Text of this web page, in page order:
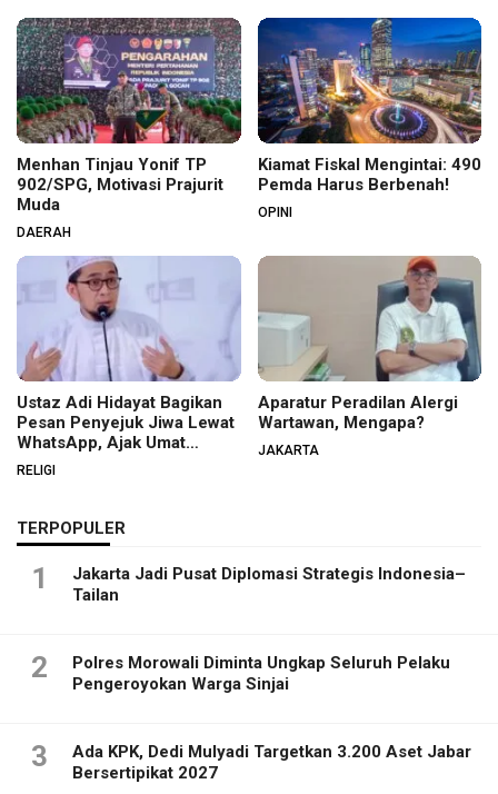
Menhan Tinjau Yonif TP
902/SPG, Motivasi Prajurit
Muda
DAERAH
Kiamat Fiskal Mengintai: 490
Pemda Harus Berbenah!
OPINI
Ustaz Adi Hidayat Bagikan
Pesan Penyejuk Jiwa Lewat
WhatsApp, Ajak Umat
Menata Hati dan Iman
RELIGI
Aparatur Peradilan Alergi
Wartawan, Mengapa?
JAKARTA
TERPOPULER
1
Jakarta Jadi Pusat Diplomasi Strategis Indonesia–
Tailan
2
Polres Morowali Diminta Ungkap Seluruh Pelaku
Pengeroyokan Warga Sinjai
3
Ada KPK, Dedi Mulyadi Targetkan 3.200 Aset Jabar
Bersertipikat 2027